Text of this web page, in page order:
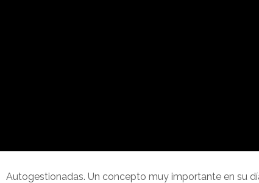
Autogestionadas. Un concepto muy importante en su